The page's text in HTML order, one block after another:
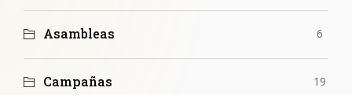
Asambleas 6
Campañas 19